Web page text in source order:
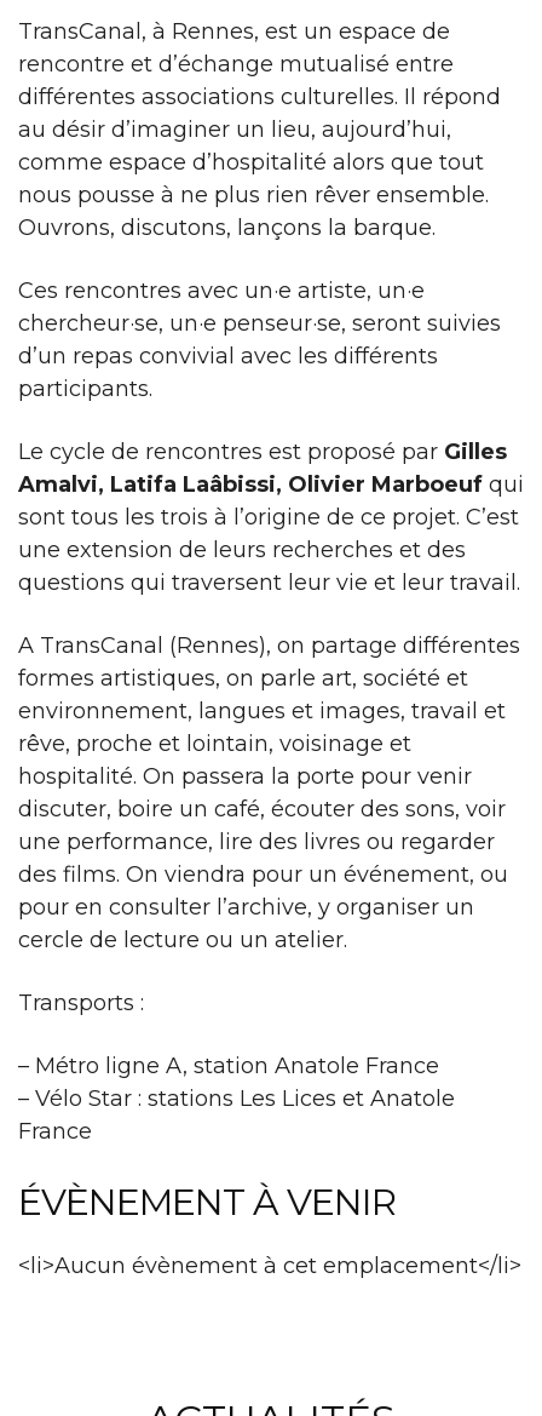
TransCanal, à Rennes, est un espace de
rencontre et d’échange mutualisé entre
différentes associations culturelles. Il répond
au désir d’imaginer un lieu, aujourd’hui,
comme espace d’hospitalité alors que tout
nous pousse à ne plus rien rêver ensemble.
Ouvrons, discutons, lançons la barque.
Ces rencontres avec un·e artiste, un·e
chercheur·se, un·e penseur·se, seront suivies
d’un repas convivial avec les différents
participants.
Le cycle de rencontres est proposé par Gilles
Amalvi, Latifa Laâbissi, Olivier Marboeuf qui
sont tous les trois à l’origine de ce projet. C’est
une extension de leurs recherches et des
questions qui traversent leur vie et leur travail.
A TransCanal (Rennes), on partage différentes
formes artistiques, on parle art, société et
environnement, langues et images, travail et
rêve, proche et lointain, voisinage et
hospitalité. On passera la porte pour venir
discuter, boire un café, écouter des sons, voir
une performance, lire des livres ou regarder
des films. On viendra pour un événement, ou
pour en consulter l’archive, y organiser un
cercle de lecture ou un atelier.
Transports :
– Métro ligne A, station Anatole France
– Vélo Star : stations Les Lices et Anatole
France
ÉVÈNEMENT À VENIR
<li>Aucun évènement à cet emplacement</li>